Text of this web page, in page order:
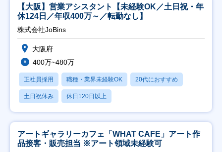
【大阪】営業アシスタント【未経験OK／土日祝・年
休124日／年収400万～／転勤なし】
株式会社JoBins
大阪府
400万~480万
正社員採用 職種・業界未経験OK 20代におすすめ
土日祝休み 休日120日以上
アートギャラリーカフェ「WHAT CAFE」アート作
品接客・販売担当 ※アート領域未経験可